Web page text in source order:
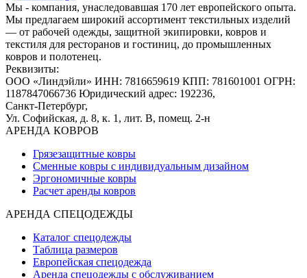
Мы - компания, унаследовавшая 170 лет европейского опыта.
Мы предлагаем широкий ассортимент текстильных изделий
— от рабочей одежды, защитной экипировки, ковров и
текстиля для ресторанов и гостиниц, до промышленных
ковров и полотенец.
Реквизиты:
ООО «Линдэйли» ИНН: 7816659619 КПП: 781601001 ОГРН:
1187847066736 Юридический адрес: 192236,
Санкт-Петербург,
Ул. Софийская, д. 8, к. 1, лит. В, помещ. 2-н
АРЕНДА КОВРОВ
Грязезащитные ковры
Сменные ковры с индивидуальным дизайном
Эргономичные ковры
Расчет аренды ковров
АРЕНДА СПЕЦОДЕЖДЫ
Каталог спецодежды
Таблица размеров
Европейская спецодежда
Аренда спецодежды с обслуживанием